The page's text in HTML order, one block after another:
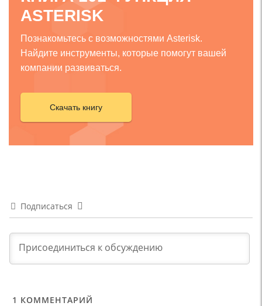
ASTERISK
Познакомьтесь с возможностями Asterisk.
Найдите инструменты, которые помогут вашей
компании развиваться.
Скачать книгу
Подписаться
1 КОММЕНТАРИЙ